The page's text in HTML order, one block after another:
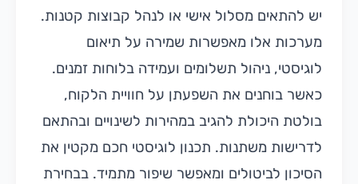
יש להתאים מסלול אישי או לנהל קבוצות קטנות.
מערכות אלו מאפשרות שמירה על תיאום
לוגיסטי, ניהול תשלומים ועמידה בלוחות זמנים.
כאשר בוחנים את השפעתן על חוויית הלקוח,
בולטת היכולת להגיב במהירות לשינויים ובהתאם
לדרישות משתנות. תכנון לוגיסטי חכם מקטין את
הסיכון לביטולים ומאפשר שיפור מתמיד. בבחירת